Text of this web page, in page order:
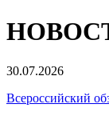
30.07.2026
Всероссийский